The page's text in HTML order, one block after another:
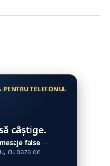
TELEFONUL
câștige.
false —
cu baza de